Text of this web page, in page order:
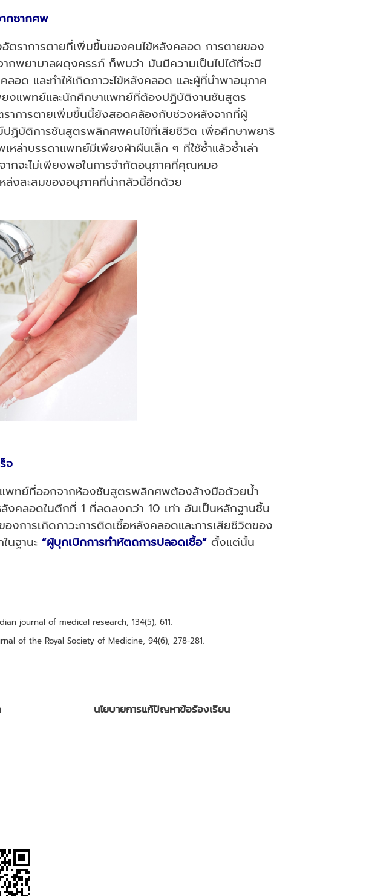
กซากศพ
ราการตายที่เพิ่มขึ้นของคนไข้หลังคลอด การตายของ
กพยาบาลผดุงครรภ์ ก็พบว่า มันมีความเป็นไปได้ที่จะมี
อด และทำให้เกิดภาวะไข้หลังคลอด และผู้ที่นำพาอนุภาค
ยงแพทย์และนักศึกษาแพทย์ที่ต้องปฏิบัติงานชันสูตร
าการตายเพิ่มขึ้นนี้ยังสอดคล้องกับช่วงหลังจากที่ผู้
ปฏิบัติการชันสูตรพลิกศพคนไข้ที่เสียชีวิต เพื่อศึกษาพยาธิ
ล่าบรรดาแพทย์มีเพียงผ้าผืนเล็ก ๆ ที่ใช้ซ้ำแล้วซ้ำเล่า
ากจะไม่เพียงพอในการจำกัดอนุภาคที่คุณหมอ
ล่งสะสมของอนุภาคที่น่ากลัวนี้อีกด้วย
จ
พทย์ที่ออกจากห้องชันสูตรพลิกศพต้องล้างมือด้วยน้ำ
คลอดในตึกที่ 1 ที่ลดลงกว่า 10 เท่า อันเป็นหลักฐานชิ้น
การเกิดภาวะการติดเชื้อหลังคลอดและการเสียชีวิตของ
นฐานะ “ผู้บุกเบิกการทำหัตถการปลอดเชื้อ” ตั้งแต่นั้น
journal of medical research, 134(5), 611.
of the Royal Society of Medicine, 94(6), 278-281.
นโยบายการแก้ปัญหาข้อร้องเรียน